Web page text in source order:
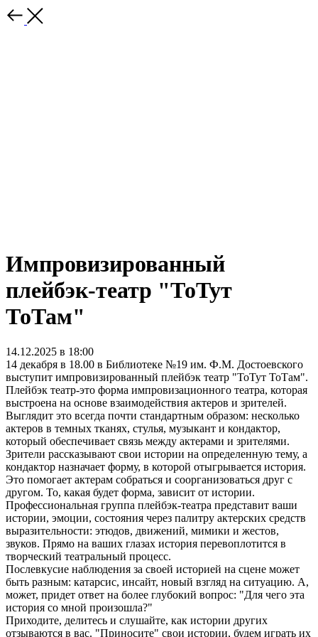
Импровизированный
плейбэк-театр "ТоТут
ТоТам"
14.12.2025 в 18:00
14 декабря в 18.00 в Библиотеке №19 им. Ф.М. Достоевского
выступит импровизированный плейбэк театр "ТоТут ТоТам".
Плейбэк театр-это форма импровизационного театра, которая
выстроена на основе взаимодействия актеров и зрителей.
Выглядит это всегда почти стандартным образом: несколько
актеров в темных тканях, стулья, музыкант и кондактор,
который обеспечивает связь между актерами и зрителями.
Зрители рассказывают свои истории на определенную тему, а
кондактор назначает форму, в которой отыгрывается история.
Это помогает актерам собраться и соорганизоваться друг с
другом. То, какая будет форма, зависит от истории.
Профессиональная группа плейбэк-театра представит ваши
истории, эмоции, состояния через палитру актерских средств
выразительности: этюдов, движений, мимики и жестов,
звуков. Прямо на ваших глазах история перевоплотится в
творческий театральный процесс.
Послевкусие наблюдения за своей историей на сцене может
быть разным: катарсис, инсайт, новый взгляд на ситуацию. А,
может, придет ответ на более глубокий вопрос: "Для чего эта
история со мной произошла?"
Приходите, делитесь и слушайте, как истории других
отзываются в вас. "Приносите" свои истории, будем играть их